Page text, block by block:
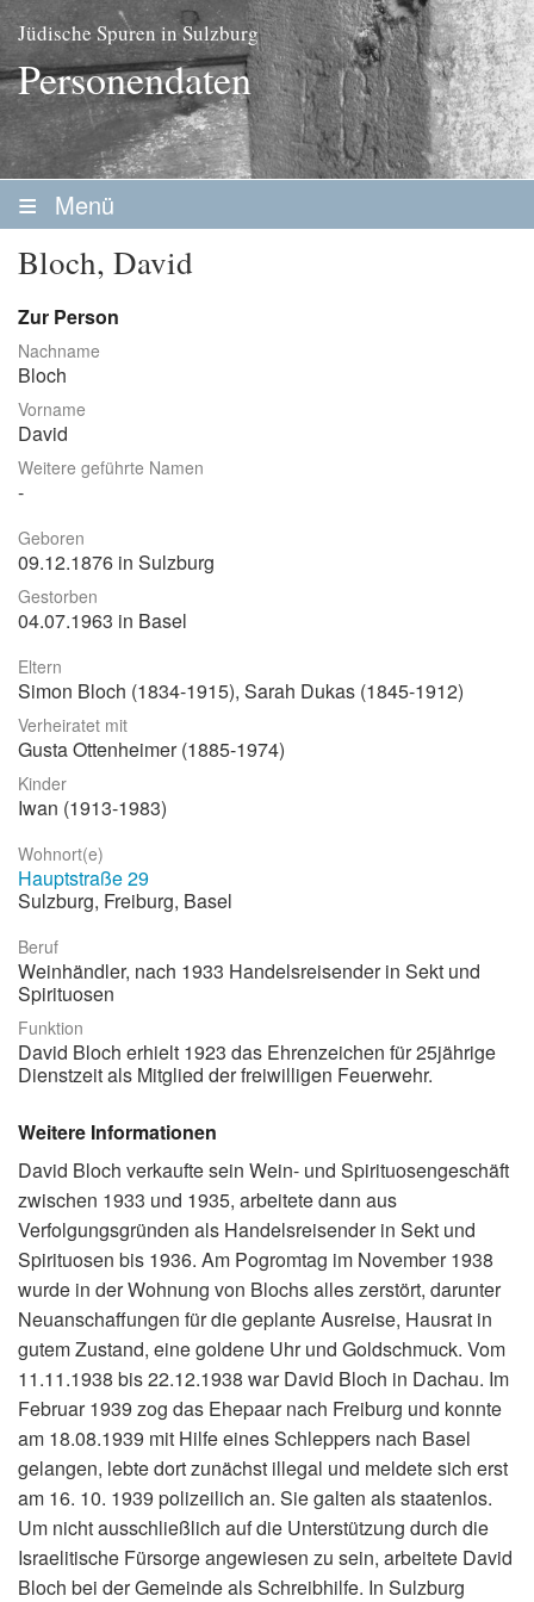
Jüdische Spuren in Sulzburg
Personendaten
Menü
Startseite
Personen
Personenliste
Familien
Vereine / Stiftungen
Stadtrundgang
Der Friedhof
Aktuelles
Suche
Bloch, David
Zur Person
Nachname
Bloch
Vorname
David
Weitere geführte Namen
Geboren
09.12.1876 in Sulzburg
Gestorben
04.07.1963 in Basel
Eltern
Simon Bloch (1834-1915), Sarah Dukas (1845-1912)
Verheiratet mit
Gusta Ottenheimer (1885-1974)
Kinder
Iwan (1913-1983)
Wohnort(e)
Hauptstraße 29
Sulzburg, Freiburg, Basel
Beruf
Weinhändler, nach 1933 Handelsreisender in Sekt und
Spirituosen
Funktion
David Bloch erhielt 1923 das Ehrenzeichen für 25jährige
Dienstzeit als Mitglied der freiwilligen Feuerwehr.
Weitere Informationen
David Bloch verkaufte sein Wein- und Spirituosengeschäft
zwischen 1933 und 1935, arbeitete dann aus
Verfolgungsgründen als Handelsreisender in Sekt und
Spirituosen bis 1936. Am Pogromtag im November 1938
wurde in der Wohnung von Blochs alles zerstört, darunter
Neuanschaffungen für die geplante Ausreise, Hausrat in
gutem Zustand, eine goldene Uhr und Goldschmuck. Vom
11.11.1938 bis 22.12.1938 war David Bloch in Dachau. Im
Februar 1939 zog das Ehepaar nach Freiburg und konnte
am 18.08.1939 mit Hilfe eines Schleppers nach Basel
gelangen, lebte dort zunächst illegal und meldete sich erst
am 16. 10. 1939 polizeilich an. Sie galten als staatenlos.
Um nicht ausschließlich auf die Unterstützung durch die
Israelitische Fürsorge angewiesen zu sein, arbeitete David
Bloch bei der Gemeinde als Schreibhilfe. In Sulzburg